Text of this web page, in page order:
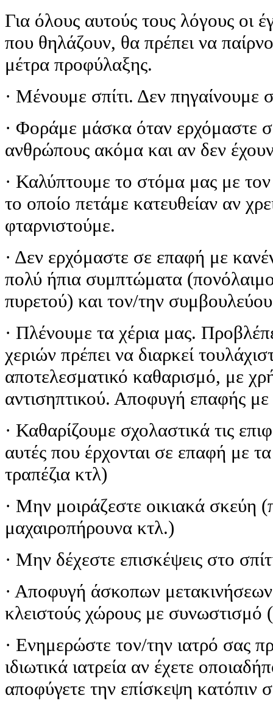
Για όλους αυτούς τους λόγους οι
που θηλάζουν, θα πρέπει να
μέτρα προφύλαξης.
· Μένουμε σπίτι. Δεν πηγαίνουμε
· Φοράμε μάσκα όταν ερχόμαστε
ανθρώπους ακόμα και αν δεν
· Καλύπτουμε το στόμα μας με
το οποίο πετάμε κατευθείαν αν
φταρνιστούμε.
· Δεν ερχόμαστε σε επαφή με
πολύ ήπια συμπτώματα
πυρετού) και τον/την
· Πλένουμε τα χέρια μας.
χεριών πρέπει να διαρκεί
αποτελεσματικό καθαρισμό, με
αντισηπτικού. Αποφυγή επαφής
· Καθαρίζουμε σχολαστικά τις
αυτές που έρχονται σε επαφή με
τραπέζια κτλ)
· Μην μοιράζεστε οικιακά σκεύη
μαχαιροπήρουνα κτλ.)
· Μην δέχεστε επισκέψεις στο
· Αποφυγή άσκοπων
κλειστούς χώρους με συνωστισμό
· Ενημερώστε τον/την ιατρό σας
ιδιωτικά ιατρεία αν έχετε
αποφύγετε την επίσκεψη κατόπιν